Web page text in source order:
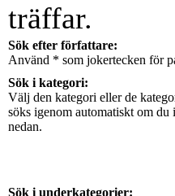
träffar.
Sök efter författare:
Använd * som jokertecken för
Sök i kategori:
Välj den kategori eller de
söks igenom automatiskt om
nedan.
Sök i underkategorier: